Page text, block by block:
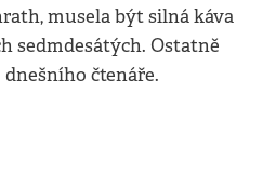
musela být silná káva
sedmdesátých. Ostatně
čtenáře.